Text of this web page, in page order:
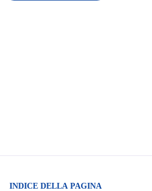
INDICE DELLA PAGINA